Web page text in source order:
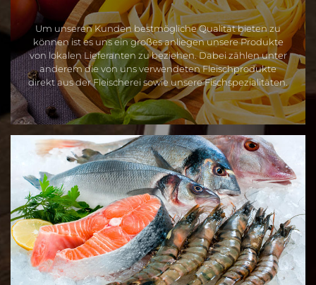
Um unseren Kunden bestmögliche Qualität bieten zu
können ist es uns ein großes anliegen unsere Produkte
von lokalen Lieferanten zu beziehen. Dabei zählen unter
anderem die von uns verwendeten Fleischprodukte
direkt aus der Fleischerei sowie unsere Fischspezialitäten.